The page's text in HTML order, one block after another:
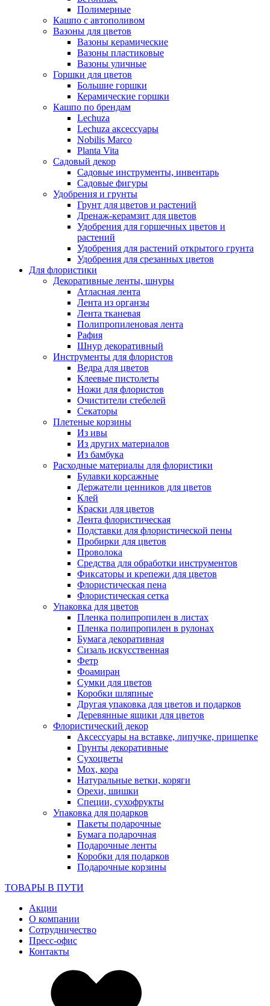
Полимерные
Кашпо с автополивом
Вазоны для цветов
Вазоны керамические
Вазоны пластиковые
Вазоны уличные
Горшки для цветов
Большие горшки
Керамические горшки
Кашпо по брендам
Lechuza
Lechuza аксессуары
Nobilis Marco
Planta Vita
Садовый декор
Садовые инструменты, инвентарь
Садовые фигуры
Удобрения и грунты
Грунт для цветов и растений
Дренаж-керамзит для цветов
Удобрения для горшечных цветов и
растений
Удобрения для растений открытого грунта
Удобрения для срезанных цветов
Для флористики
Декоративные ленты, шнуры
Атласная лента
Лента из органзы
Лента тканевая
Полипропиленовая лента
Рафия
Шнур декоративный
Инструменты для флористов
Ведра для цветов
Клеевые пистолеты
Ножи для флористов
Очистители стебелей
Секаторы
Плетеные корзины
Из ивы
Из других материалов
Из бамбука
Расходные материалы для флористики
Булавки корсажные
Держатели ценников для цветов
Клей
Краски для цветов
Лента флористическая
Подставки для флористической пены
Пробирки для цветов
Проволока
Средства для обработки инструментов
Фиксаторы и крепежи для цветов
Флористическая пена
Флористическая сетка
Упаковка для цветов
Пленка полипропилен в листах
Пленка полипропилен в рулонах
Бумага декоративная
Сизаль искусственная
Фетр
Фоамиран
Сумки для цветов
Коробки шляпные
Другая упаковка для цветов и подарков
Деревянные ящики для цветов
Флористический декор
Аксессуары на вставке, липучке, прищепке
Грунты декоративные
Сухоцветы
Мох, кора
Натуральные ветки, коряги
Орехи, шишки
Специи, сухофрукты
Упаковка для подарков
Пакеты подарочные
Бумага подарочная
Подарочные ленты
Коробки для подарков
Подарочные корзины
ТОВАРЫ В ПУТИ
Акции
О компании
Сотрудничество
Пресс-офис
Контакты